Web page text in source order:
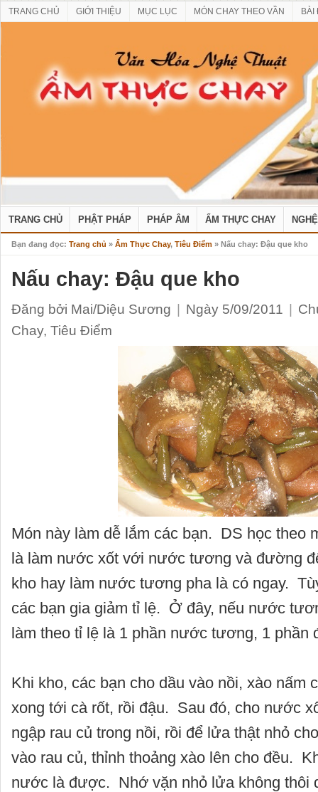
TRANG CHỦ GIỚI THIỆU MỤC LỤC MÓN CHAY THEO VẦN BÀI
TRANG CHỦ PHẬT PHÁP PHÁP ÂM ẨM THỰC CHAY
Bạn đang đọc: Trang chủ » Ẩm Thực Chay, Tiêu Điểm » Nấu chay: Đậu que kho
Nấu chay: Đậu que kho
Đăng bởi Mai/Diệu Sương Ngày 5/09/2011
Chay, Tiêu Điểm
Món này làm dễ lắm các bạn. DS học theo
là làm nước xốt với nước tương và đường
kho hay làm nước tương pha là có ngay.
các bạn gia giảm tỉ lệ. Ở đây, nếu nước
làm theo tỉ lệ là 1 phần nước tương, 1 phần
Khi kho, các bạn cho dầu vào nồi, xào nấm
xong tới cà rốt, rồi đậu. Sau đó, cho nước
ngập rau củ trong nồi, rồi để lửa thật nhỏ
vào rau củ, thỉnh thoảng xào lên cho đều.
nước là được. Nhớ vặn nhỏ lửa không thôi